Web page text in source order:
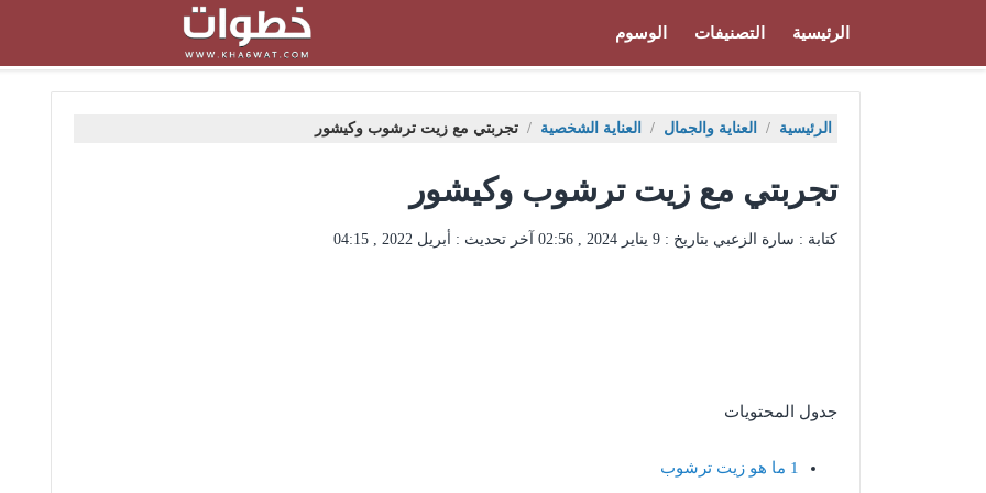
الرئيسية التصنيفات الوسوم
الرئيسية / العناية والجمال / العناية الشخصية / تجربتي مع زيت ترشوب وكيشور
تجربتي مع زيت ترشوب وكيشور
كتابة : سارة الزعبي بتاريخ : 9 يناير 2024 , 02:56 آخر تحديث : أبريل 2022 , 04:15
جدول المحتويات
1 ما هو زيت ترشوب